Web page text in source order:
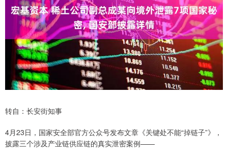
转自：长安街知事
4月23日，国家安全部官方公众号发布文章《关键处不能“掉链子”》，
披露三个涉及产业链供应链的真实泄密案例——